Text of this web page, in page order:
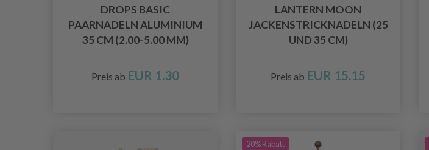
DROPS BASIC
PAARNADELN ALUMINIUM
35 CM (2.00-5.00 MM)
Preis ab EUR 1.30
LANTERN MOON
JACKENSTRICKNADELN (25
UND 35 CM)
Preis ab EUR 15.15
20% Rabatt